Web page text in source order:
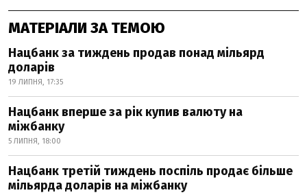
МАТЕРІАЛИ ЗА ТЕМОЮ
Нацбанк за тиждень продав понад мільярд
доларів
19 ЛИПНЯ, 17:35
Нацбанк вперше за рік купив валюту на
міжбанку
5 ЛИПНЯ, 18:00
Нацбанк третій тиждень поспіль продає більше
мільярда доларів на міжбанку